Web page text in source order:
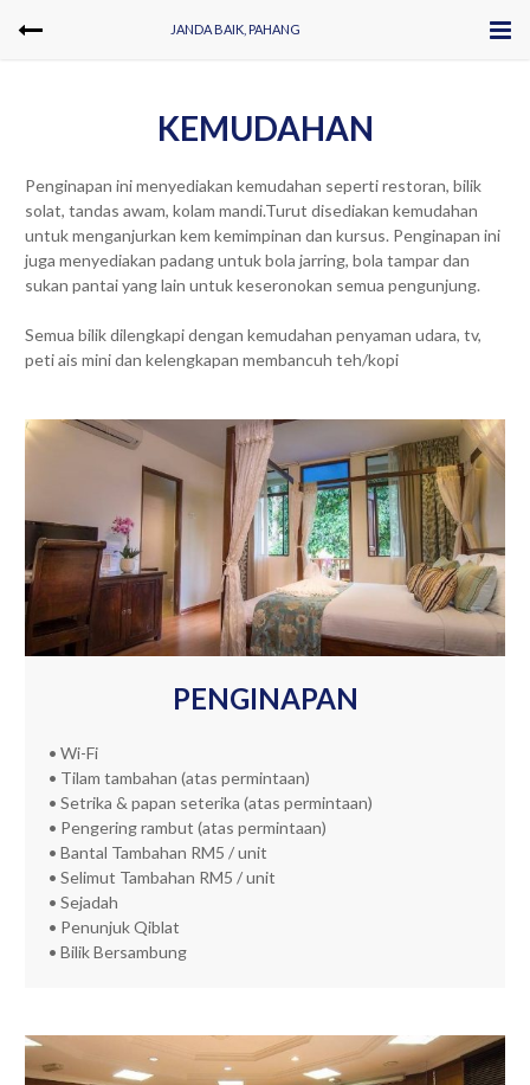
JANDA BAIK, PAHANG
KEMUDAHAN
Penginapan ini menyediakan kemudahan seperti restoran, bilik
solat, tandas awam, kolam mandi.Turut disediakan kemudahan
untuk menganjurkan kem kemimpinan dan kursus. Penginapan ini
juga menyediakan padang untuk bola jarring, bola tampar dan
sukan pantai yang lain untuk keseronokan semua pengunjung.
Semua bilik dilengkapi dengan kemudahan penyaman udara, tv,
peti ais mini dan kelengkapan membancuh teh/kopi
PENGINAPAN
• Wi-Fi
• Tilam tambahan (atas permintaan)
• Setrika & papan seterika (atas permintaan)
• Pengering rambut (atas permintaan)
• Bantal Tambahan RM5 / unit
• Selimut Tambahan RM5 / unit
• Sejadah
• Penunjuk Qiblat
• Bilik Bersambung